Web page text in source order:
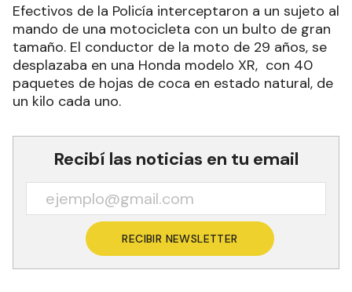
Efectivos de la Policía interceptaron a un sujeto al
mando de una motocicleta con un bulto de gran
tamaño. El conductor de la moto de 29 años, se
desplazaba en una Honda modelo XR, con 40
paquetes de hojas de coca en estado natural, de
un kilo cada uno.
Recibí las noticias en tu email
RECIBIR NEWSLETTER